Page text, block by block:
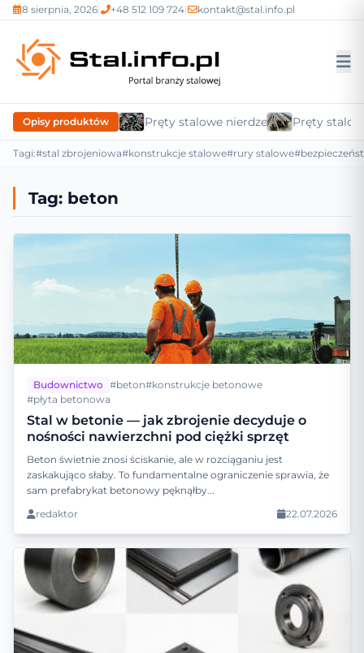
8 sierpnia, 2026| +48 512 109 724| kontakt@stal.info.pl
Opisy produktów Pręty stalowe nierdzewnePręty
Tagi:#stal zbrojeniowa#konstrukcje stalowe#rury stalowe
Tag: beton
Budownictwo #beton#konstrukcje betonowe
#płyta betonowa
Stal w betonie — jak zbrojenie decyduje o
nośności nawierzchni pod ciężki sprzęt
Beton świetnie znosi ściskanie, ale w rozciąganiu jest
zaskakująco słaby. To fundamentalne ograniczenie sprawia, że
sam prefabrykat betonowy pęknąłby...
redaktor
22.07.2026